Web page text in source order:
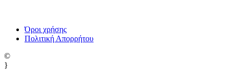
Όροι χρήσης
Πολιτική Απορρήτου
©
}